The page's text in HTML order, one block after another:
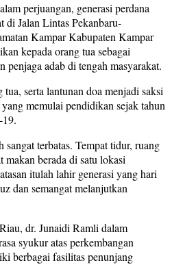
perjuangan, generasi perdana
di Jalan Lintas Pekanbaru-
Kampar Kabupaten Kampar
kepada orang tua sebagai
penjaga adab di tengah masyarakat.
serta lantunan doa menjadi saksi
memulai pendidikan sejak tahun
terbatas. Tempat tidur, ruang
makan berada di satu lokasi
itulah lahir generasi yang hari
dan semangat melanjutkan
dr. Junaidi Ramli dalam
syukur atas perkembangan
berbagai fasilitas penunjang